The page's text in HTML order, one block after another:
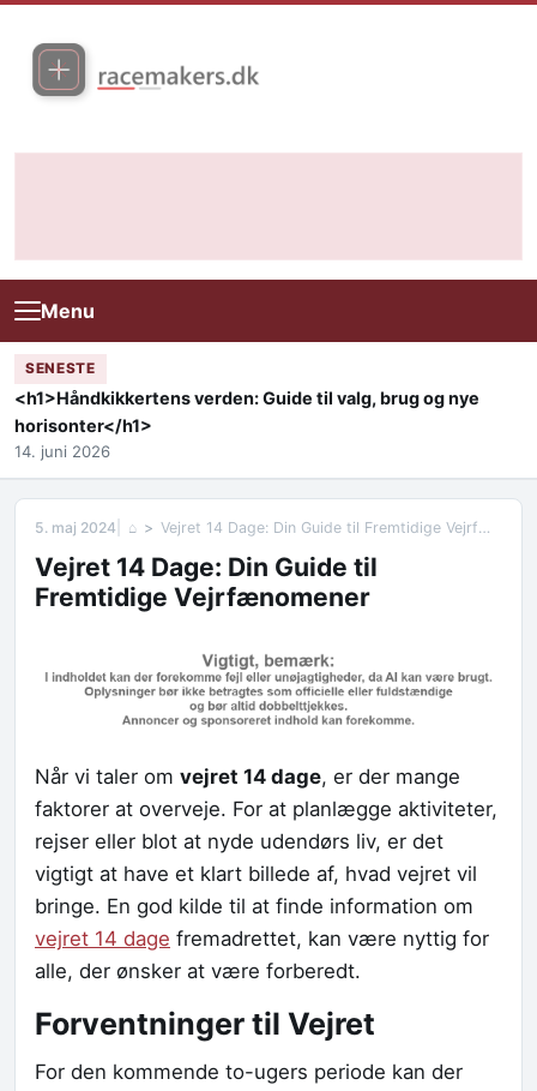
Menu
SENESTE
<h1>Håndkikkertens verden: Guide til valg, brug og nye
horisonter</h1>
14. juni 2026
5. maj 2024 ⌂ Vejret 14 Dage: Din Guide til Fremtidige Vejrfænomener
Vejret 14 Dage: Din Guide til
Fremtidige Vejrfænomener
Når vi taler om vejret 14 dage, er der mange
faktorer at overveje. For at planlægge aktiviteter,
rejser eller blot at nyde udendørs liv, er det
vigtigt at have et klart billede af, hvad vejret vil
bringe. En god kilde til at finde information om
vejret 14 dage fremadrettet, kan være nyttig for
alle, der ønsker at være forberedt.
Forventninger til Vejret
For den kommende to-ugers periode kan der